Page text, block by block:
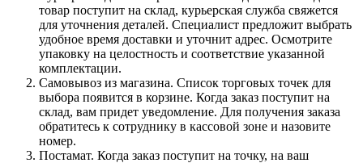
товар поступит на склад, курьерская служба свяжется
для уточнения деталей. Специалист предложит выбрать
удобное время доставки и уточнит адрес. Осмотрите
упаковку на целостность и соответствие указанной
комплектации.
Самовывоз из магазина. Список торговых точек для
выбора появится в корзине. Когда заказ поступит на
склад, вам придет уведомление. Для получения заказа
обратитесь к сотруднику в кассовой зоне и назовите
номер.
Постамат. Когда заказ поступит на точку, на ваш